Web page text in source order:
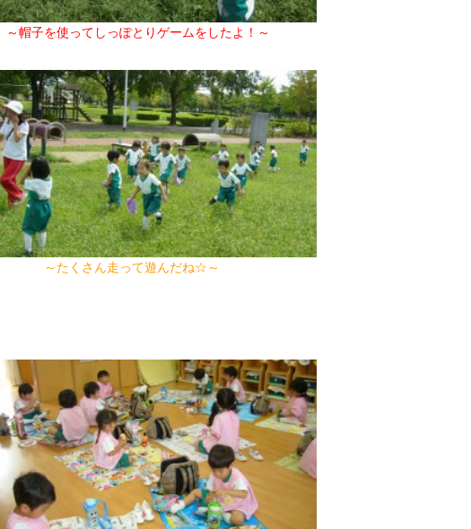
2018年9月(08)
2017年9月(10)
2016年9月(08)
2015年9月(09)
2014年9月(17)
～帽子を使ってしっぽとりゲームをしたよ！～
～たくさん走って遊んだね☆～